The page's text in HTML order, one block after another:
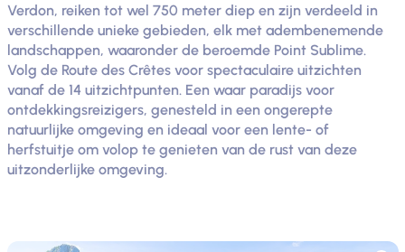
Verdon, reiken tot wel 750 meter diep en zijn verdeeld in
verschillende unieke gebieden, elk met adembenemende
landschappen, waaronder de beroemde Point Sublime.
Volg de Route des Crêtes voor spectaculaire uitzichten
vanaf de 14 uitzichtpunten. Een waar paradijs voor
ontdekkingsreizigers, genesteld in een ongerepte
natuurlijke omgeving en ideaal voor een lente- of
herfstuitje om volop te genieten van de rust van deze
uitzonderlijke omgeving.